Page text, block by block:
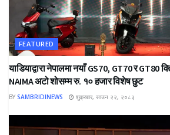
FEATURED
याडियाद्वारा नेपालमा नयाँ GS70, GT70 र GT80
NAIMA अटो शोसम्म रु. १० हजार विशेष छुट
BY SAMBRIDINEWS शुक्रबार, साउन २२, २०८३